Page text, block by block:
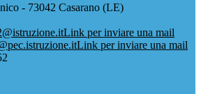
- 73042 Casarano (LE)
Link per inviare una mail
Link per inviare una mail